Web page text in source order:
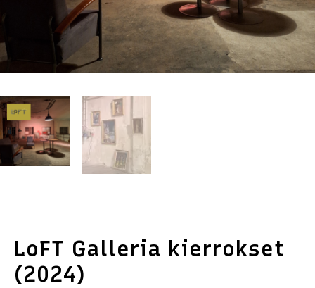
LoFT Galleria kierrokset
(2024)